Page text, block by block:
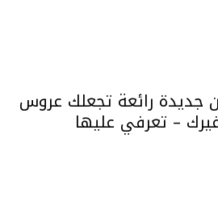
جديدة رائعة تجعلك عروس
– تعرفي عليها